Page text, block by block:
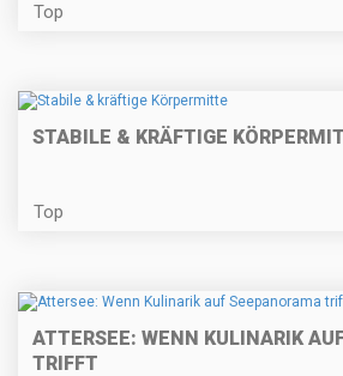
Top
STABILE & KRÄFTIGE
Top
ATTERSEE: WENN KULINARIK
TRIFFT